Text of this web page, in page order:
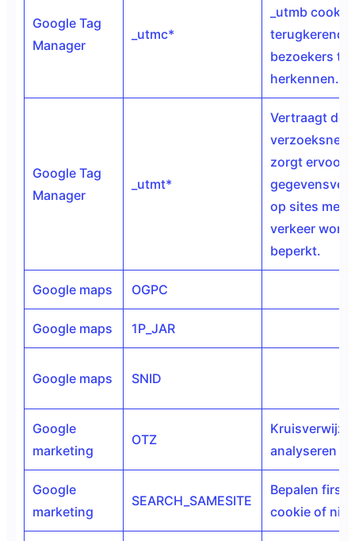
Google Tag
Manager
_utmc*
_utmb cookie
terugkerende
bezoekers te
herkennen.
Google Tag
Manager
_utmt*
Vertraagt de
zorgt ervoor
op sites met
verkeer wordt
beperkt.
Google maps OGPC
Google maps 1P_JAR
Google maps SNID
Google
marketing
OTZ
analyseren
Google
marketing
SEARCH_SAMESITE
Bepalen first
cookie of niet